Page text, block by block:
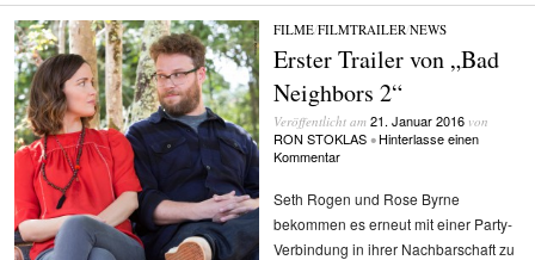
FILME/FILMTRAILER/NEWS
Erster Trailer von „Bad
Neighbors 2“
Veröffentlicht am 21. Januar 2016von
RON STOKLAS • Hinterlasse einen
Kommentar
Seth Rogen und Rose Byrne
bekommen es erneut mit einer Party-
Verbindung in ihrer Nachbarschaft zu